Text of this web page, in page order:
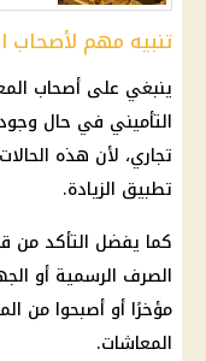
تنبيه مهم لأصحاب
ينبغي على أصحاب
التأميني في حال
تجاري، لأن هذه
تطبيق الزيادة.
كما يفضل التأكد من
الصرف الرسمية أو
مؤخرًا أو أصبحوا من
المعاشات.